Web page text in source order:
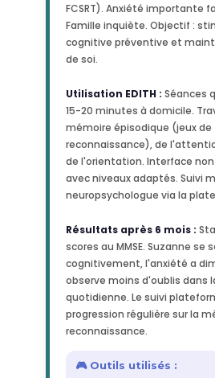
FCSRT). Anxiété importante
Famille inquiète. Objectif :
cognitive préventive et
de soi.
Utilisation EDITH : Séances
15-20 minutes à domicile.
mémoire épisodique (jeux de
reconnaissance), de
de l'orientation. Interface
avec niveaux adaptés. Suivi
neuropsychologue via la
Résultats après 6 mois :
scores au MMSE. Suzanne se
cognitivement, l'anxiété a
observe moins d'oublis dans
quotidienne. Le suivi
progression régulière sur la
reconnaissance.
🎮 Outils utilisés :